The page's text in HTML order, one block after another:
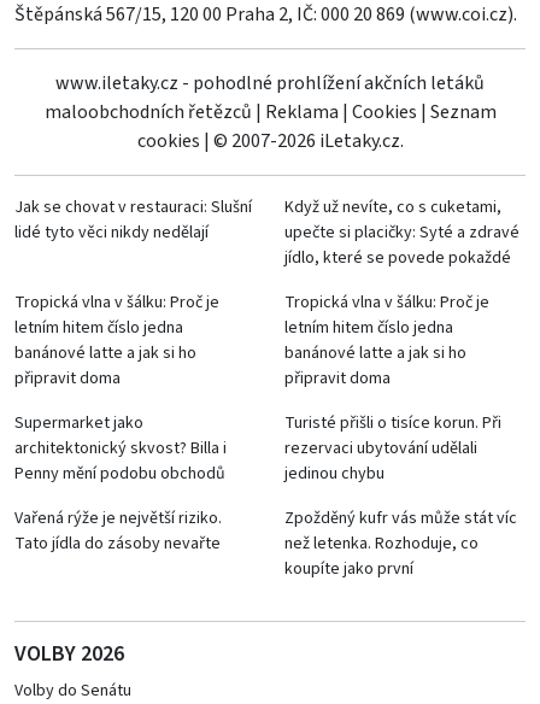
Štěpánská 567/15, 120 00 Praha 2, IČ: 000 20 869 (www.coi.cz).
www.iletaky.cz - pohodlné prohlížení akčních letáků
maloobchodních řetězců | Reklama | Cookies | Seznam
cookies | © 2007-2026 iLetaky.cz.
Jak se chovat v restauraci: Slušní
lidé tyto věci nikdy nedělají
Když už nevíte, co s cuketami,
upečte si placičky: Syté a zdravé
jídlo, které se povede pokaždé
Tropická vlna v šálku: Proč je
letním hitem číslo jedna
banánové latte a jak si ho
připravit doma
Tropická vlna v šálku: Proč je
letním hitem číslo jedna
banánové latte a jak si ho
připravit doma
Supermarket jako
architektonický skvost? Billa i
Penny mění podobu obchodů
Turisté přišli o tisíce korun. Při
rezervaci ubytování udělali
jedinou chybu
Vařená rýže je největší riziko.
Tato jídla do zásoby nevařte
Zpožděný kufr vás může stát víc
než letenka. Rozhoduje, co
koupíte jako první
VOLBY 2026
Volby do Senátu